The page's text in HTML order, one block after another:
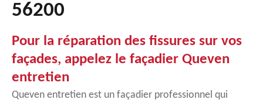
56200
Pour la réparation des fissures sur vos
façades, appelez le façadier Queven
entretien
Queven entretien est un façadier professionnel qui